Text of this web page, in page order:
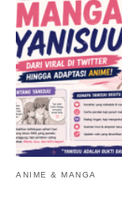
ANIME & MANGA